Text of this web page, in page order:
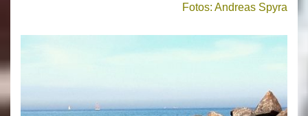
Fotos: Andreas Spyra